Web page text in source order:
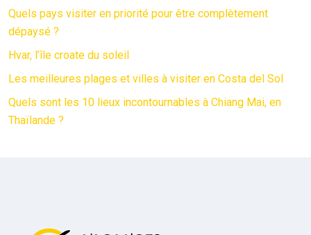
Quels pays visiter en priorité pour être complètement
dépaysé ?
Hvar, l’île croate du soleil
Les meilleures plages et villes à visiter en Costa del Sol
Quels sont les 10 lieux incontournables à Chiang Mai, en
Thaïlande ?